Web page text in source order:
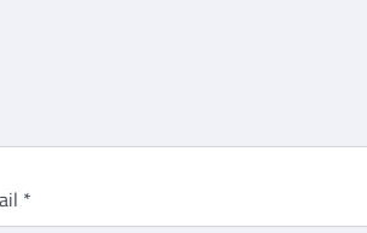
*